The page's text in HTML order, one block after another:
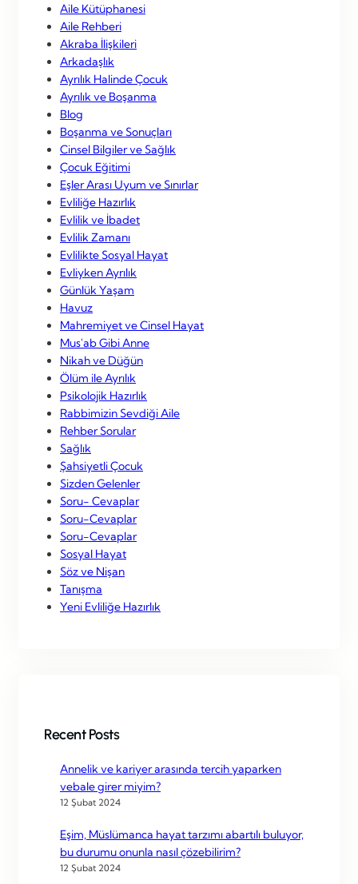
Aile Kütüphanesi
Aile Rehberi
Akraba İlişkileri
Arkadaşlık
Ayrılık Halinde Çocuk
Ayrılık ve Boşanma
Blog
Boşanma ve Sonuçları
Cinsel Bilgiler ve Sağlık
Çocuk Eğitimi
Eşler Arası Uyum ve Sınırlar
Evliliğe Hazırlık
Evlilik ve İbadet
Evlilik Zamanı
Evlilikte Sosyal Hayat
Evliyken Ayrılık
Günlük Yaşam
Havuz
Mahremiyet ve Cinsel Hayat
Mus'ab Gibi Anne
Nikah ve Düğün
Ölüm ile Ayrılık
Psikolojik Hazırlık
Rabbimizin Sevdiği Aile
Rehber Sorular
Sağlık
Şahsiyetli Çocuk
Sizden Gelenler
Soru- Cevaplar
Soru-Cevaplar
Soru-Cevaplar
Sosyal Hayat
Söz ve Nişan
Tanışma
Yeni Evliliğe Hazırlık
Recent Posts
Annelik ve kariyer arasında tercih yaparken
vebale girer miyim?
12 Şubat 2024
Eşim, Müslümanca hayat tarzımı abartılı buluyor,
bu durumu onunla nasıl çözebilirim?
12 Şubat 2024